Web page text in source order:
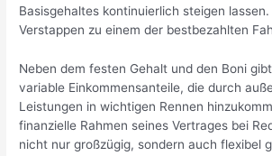
Basisgehaltes kontinuierlich steigen
Verstappen zu einem der bestbezahlten
Neben dem festen Gehalt und den Boni
variable Einkommensanteile, die durch
Leistungen in wichtigen Rennen
finanzielle Rahmen seines Vertrages bei
nicht nur großzügig, sondern auch flexibel